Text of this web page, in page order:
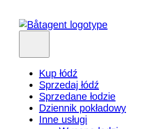
Kup łódź
Sprzedaj łódź
Sprzedane łodzie
Dziennik pokładowy
Inne usługi